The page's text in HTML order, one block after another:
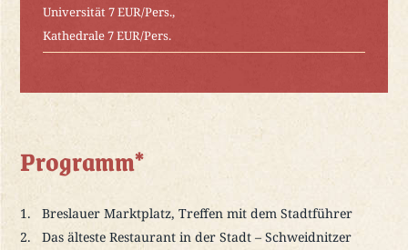
Universität 7 EUR/Pers.,
Kathedrale 7 EUR/Pers.
Programm*
Breslauer Marktplatz, Treffen mit dem Stadtführer
Das älteste Restaurant in der Stadt – Schweidnitzer